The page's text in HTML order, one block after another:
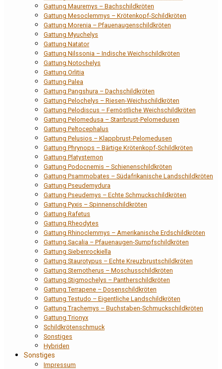
Gattung Mauremys – Bachschildkröten
Gattung Mesoclemmys – Krötenkopf-Schildkröten
Gattung Morenia – Pfauenaugenschildkröten
Gattung Myuchelys
Gattung Natator
Gattung Nilssonia – Indische Weichschildkröten
Gattung Notochelys
Gattung Orlitia
Gattung Palea
Gattung Pangshura – Dachschildkröten
Gattung Pelochelys – Riesen-Weichschildkröten
Gattung Pelodiscus – Fernöstliche Weichschildkröten
Gattung Pelomedusa – Starrbrust-Pelomedusen
Gattung Peltocephalus
Gattung Pelusios – Klappbrust-Pelomedusen
Gattung Phrynops – Bärtige Krötenkopf-Schildkröten
Gattung Platysternon
Gattung Podocnemis – Schienenschildkröten
Gattung Psammobates – Südafrikanische Landschildkröten
Gattung Pseudemydura
Gattung Pseudemys – Echte Schmuckschildkröten
Gattung Pyxis – Spinnenschildkröten
Gattung Rafetus
Gattung Rheodytes
Gattung Rhinoclemmys – Amerikanische Erdschildkröten
Gattung Sacalia – Pfauenaugen-Sumpfschildkröten
Gattung Siebenrockiella
Gattung Staurotypus – Echte Kreuzbrustschildkröten
Gattung Sternotherus – Moschusschildkröten
Gattung Stigmochelys – Pantherschildkröten
Gattung Terrapene – Dosenschildkröten
Gattung Testudo – Eigentliche Landschildkröten
Gattung Trachemys – Buchstaben-Schmuckschildkröten
Gattung Trionyx
Schildkrötenschmuck
Sonstiges
Hybriden
Sonstiges
Impressum